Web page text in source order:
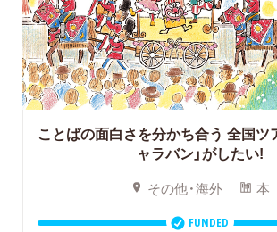
ことばの面白さを分かち合う 全国ツ
ャラバン」がしたい!
その他・海外 本
FUNDED